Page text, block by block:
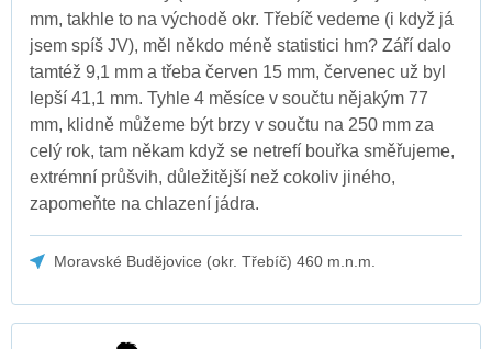
mm, takhle to na východě okr. Třebíč vedeme (i když já
jsem spíš JV), měl někdo méně statistici hm? Září dalo
tamtéž 9,1 mm a třeba červen 15 mm, červenec už byl
lepší 41,1 mm. Tyhle 4 měsíce v součtu nějakým 77
mm, klidně můžeme být brzy v součtu na 250 mm za
celý rok, tam někam když se netrefí bouřka směřujeme,
extrémní průšvih, důležitější než cokoliv jiného,
zapomeňte na chlazení jádra.
Moravské Budějovice (okr. Třebíč) 460 m.n.m.